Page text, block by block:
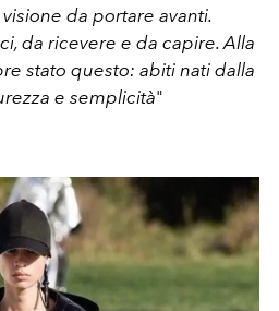
da portare avanti.
da ricevere e da capire. Alla
stato questo: abiti nati dalla
e semplicità"